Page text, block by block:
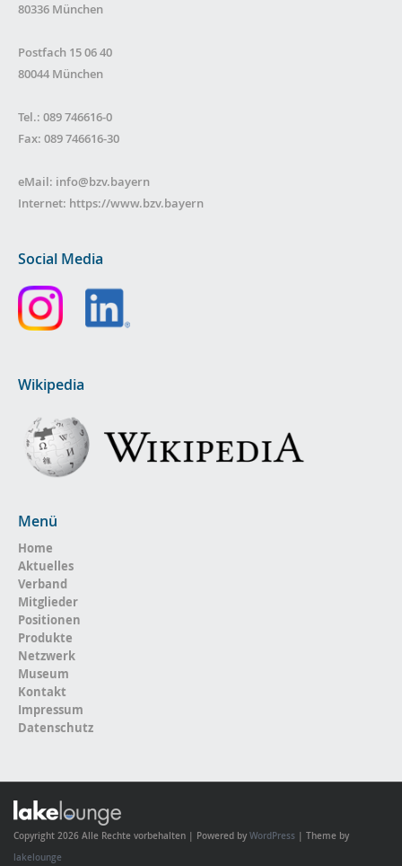
80336 München
Postfach 15 06 40
80044 München
Tel.: 089 746616-0
Fax: 089 746616-30
eMail: info@bzv.bayern
Internet: https://www.bzv.bayern
Social Media
Wikipedia
Menü
Home
Aktuelles
Verband
Mitglieder
Positionen
Produkte
Netzwerk
Museum
Kontakt
Impressum
Datenschutz
Copyright 2026 Alle Rechte vorbehalten | Powered by WordPress | Theme by
lakelounge